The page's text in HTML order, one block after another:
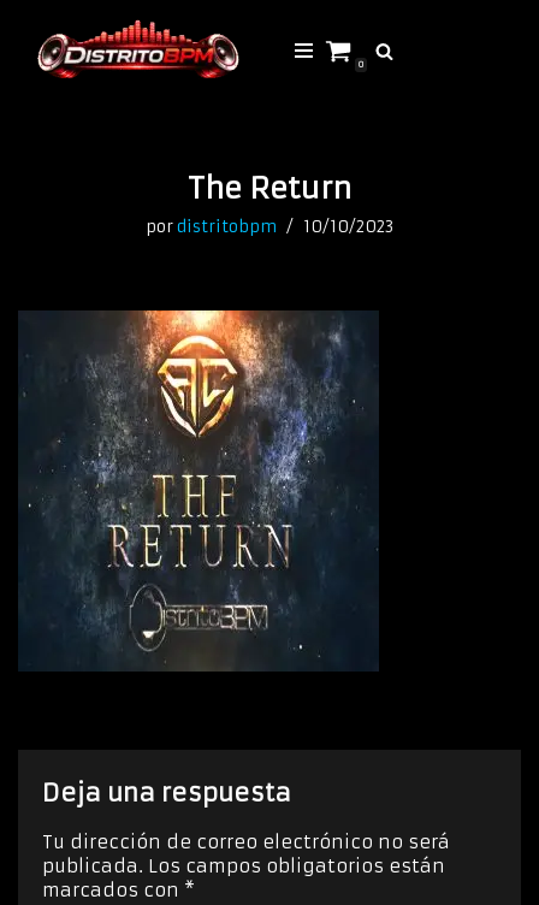
Saltar
0
The Return
pordistritobpm 10/10/2023
Deja una respuesta
Tu dirección de correo electrónico no será
publicada. Los campos obligatorios están
marcados con *